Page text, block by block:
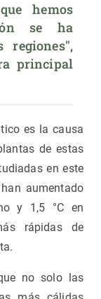
hemos
se ha
regiones",
principal
es la causa
de estas
en este
aumentado
y 1,5 °C en
rápidas de
no solo las